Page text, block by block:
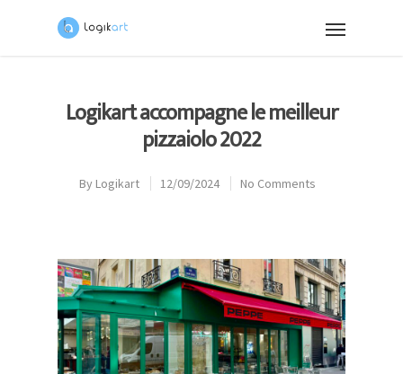
Logikart accompagne le meilleur
pizzaiolo 2022
By Logikart 12/09/2024 No Comments